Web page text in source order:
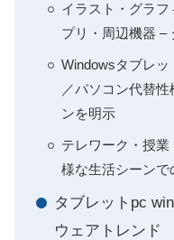
イラスト・グラ
プリ・周辺機器 –
Windowsタブレッ
／パソコン代替
ンを明示
テレワーク・授
様な生活シーンで
タブレットpc
ウェアトレンド